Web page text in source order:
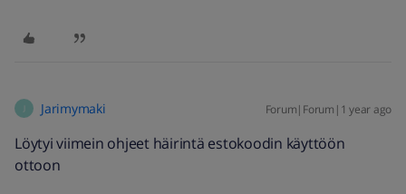
Jarimymaki Forum|Forum|1 year ago
Löytyi viimein ohjeet häirintä estokoodin käyttöön
ottoon